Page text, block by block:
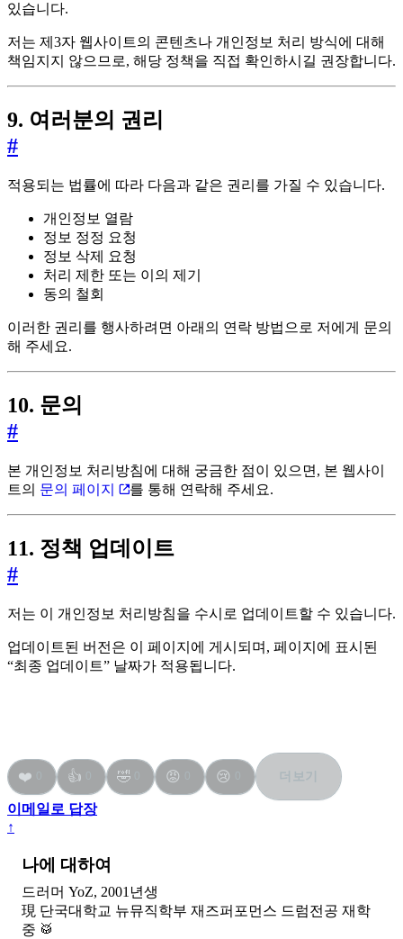
있습니다.
저는 제3자 웹사이트의 콘텐츠나 개인정보 처리 방식에 대해
책임지지 않으므로, 해당 정책을 직접 확인하시길 권장합니다.
9. 여러분의 권리
#
적용되는 법률에 따라 다음과 같은 권리를 가질 수 있습니다.
개인정보 열람
정보 정정 요청
정보 삭제 요청
처리 제한 또는 이의 제기
동의 철회
이러한 권리를 행사하려면 아래의 연락 방법으로 저에게 문의
해 주세요.
10. 문의
#
본 개인정보 처리방침에 대해 궁금한 점이 있으면, 본 웹사이
트의 문의 페이지 를 통해 연락해 주세요.
11. 정책 업데이트
#
저는 이 개인정보 처리방침을 수시로 업데이트할 수 있습니다.
업데이트된 버전은 이 페이지에 게시되며, 페이지에 표시된
“최종 업데이트” 날짜가 적용됩니다.
❤️ 👍 🤣 😡 😢 더보기
이메일로 답장
↑
나에 대하여
드러머 YoZ, 2001년생
現 단국대학교 뉴뮤직학부 재즈퍼포먼스 드럼전공 재학
중 🥁